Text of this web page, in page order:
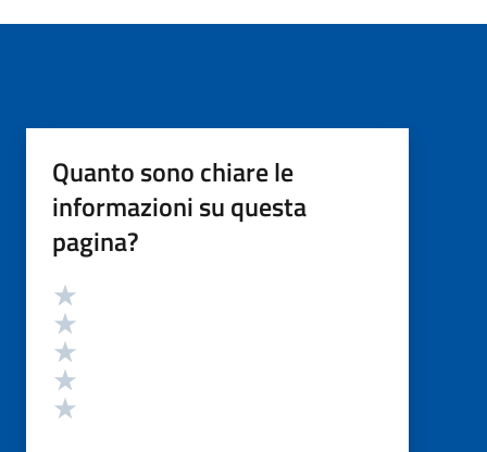
Quanto sono chiare le
informazioni su questa
pagina?
Valutazione